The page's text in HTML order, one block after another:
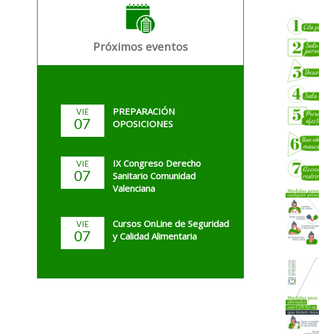
Próximos eventos
VIE
07
PREPARACIÓN
OPOSICIONES
VIE
07
IX Congreso Derecho
Sanitario Comunidad
Valenciana
VIE
07
Cursos OnLine de Seguridad
y Calidad Alimentaria